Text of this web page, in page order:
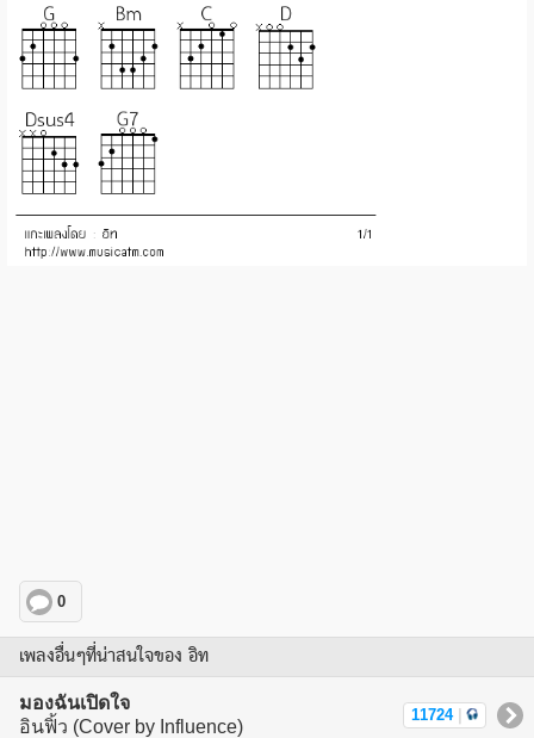
0
เพลงอื่นๆที่น่าสนใจของ อิท
มองฉันเปิดใจ
อินฟิ้ว (Cover by Influence)
11724